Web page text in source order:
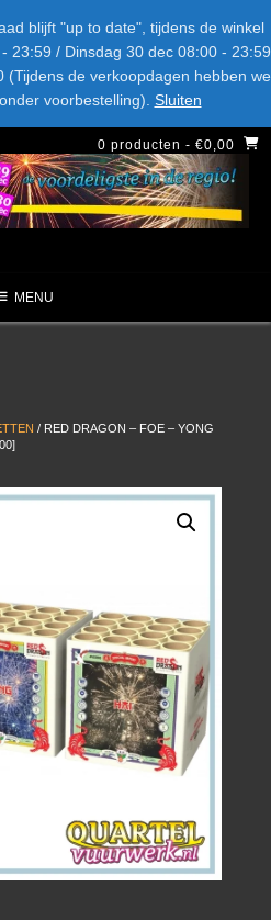
blijft "up to date", tijdens de winkel
23:59 / Dinsdag 30 dec 08:00 - 23:59
de verkoopdagen hebben we
voorbestelling). Sluiten
CATEGORIE
MENU
0 producten - €0,00
/ RED DRAGON – FOE – YONG